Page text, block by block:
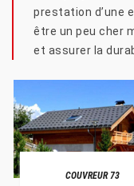
prestation d’une
être un peu cher
et assurer la
COUVREUR 73